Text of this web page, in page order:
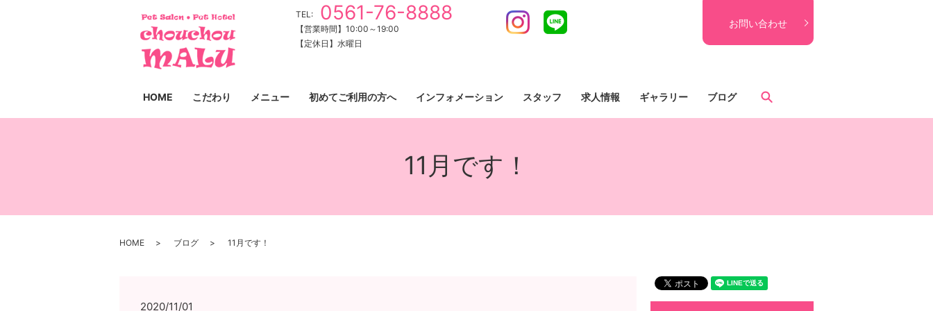
TEL: 0561-76-8888
【営業時間】10:00～19:00
【定休日】水曜日
Instagram お問い合わせ
HOME こだわり メニュー 初めてご利用の方へ インフォメーション スタッフ 求人情報 ギャラリー ブログ
11月です！
HOME ブログ 11月です！
2020/11/01